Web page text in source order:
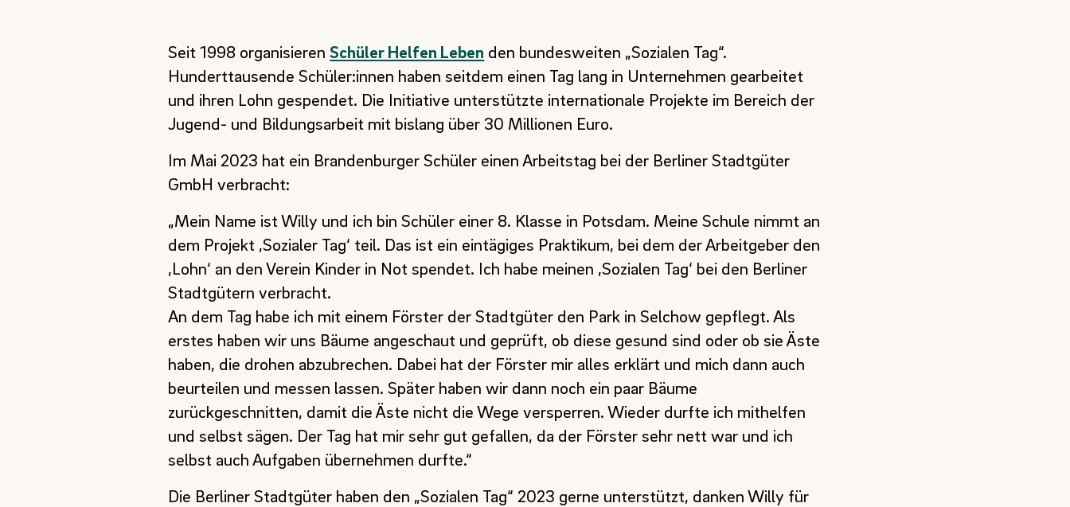
Seit 1998 organisierenSchüler Helfen Leben den bundesweiten „Sozialen Tag“.
Hunderttausende Schüler:innen haben seitdem einen Tag lang in Unternehmen gearbeitet
und ihren Lohn gespendet. Die Initiative unterstützte internationale Projekte im Bereich der
Jugend- und Bildungsarbeit mit bislang über 30 Millionen Euro.
Im Mai 2023 hat ein Brandenburger Schüler einen Arbeitstag bei der Berliner Stadtgüter
GmbH verbracht:
„Mein Name ist Willy und ich bin Schüler einer 8. Klasse in Potsdam. Meine Schule nimmt an
dem Projekt ‚Sozialer Tag‘ teil. Das ist ein eintägiges Praktikum, bei dem der Arbeitgeber den
‚Lohn‘ an den Verein Kinder in Not spendet. Ich habe meinen ‚Sozialen Tag‘ bei den Berliner
Stadtgütern verbracht.
An dem Tag habe ich mit einem Förster der Stadtgüter den Park in Selchow gepflegt. Als
erstes haben wir uns Bäume angeschaut und geprüft, ob diese gesund sind oder ob sie Äste
haben, die drohen abzubrechen. Dabei hat der Förster mir alles erklärt und mich dann auch
beurteilen und messen lassen. Später haben wir dann noch ein paar Bäume
zurückgeschnitten, damit die Äste nicht die Wege versperren. Wieder durfte ich mithelfen
und selbst sägen. Der Tag hat mir sehr gut gefallen, da der Förster sehr nett war und ich
selbst auch Aufgaben übernehmen durfte.“
Die Berliner Stadtgüter haben den „Sozialen Tag“ 2023 gerne unterstützt, danken Willy für